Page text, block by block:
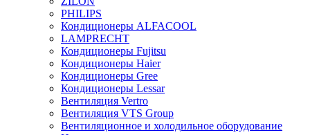
PHILIPS
Кондиционеры ALFACOOL
LAMPRECHT
Кондиционеры Fujitsu
Кондиционеры Haier
Кондиционеры Gree
Кондиционеры Lessar
Вентиляция Vertro
Вентиляция VTS Group
Вентиляционное и холодильное оборудование